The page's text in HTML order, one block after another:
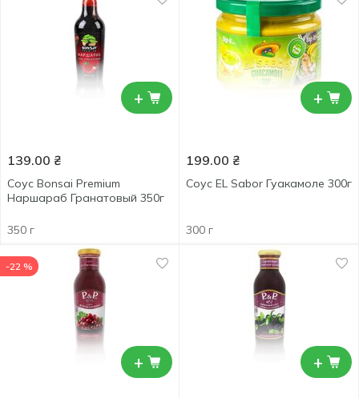
+
139.00 ₴
Соус Bonsai Premium
Наршараб Гранатовый 350г
350 г
+
199.00 ₴
Соус EL Sabor Гуакамоле 300г
300 г
+
-22 %
+